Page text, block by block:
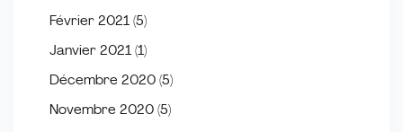
Février 2021 (5)
Janvier 2021 (1)
Décembre 2020 (5)
Novembre 2020 (5)